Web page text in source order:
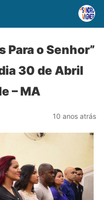
Para o Senhor”
30 de Abril
– MA
10 anos atrás